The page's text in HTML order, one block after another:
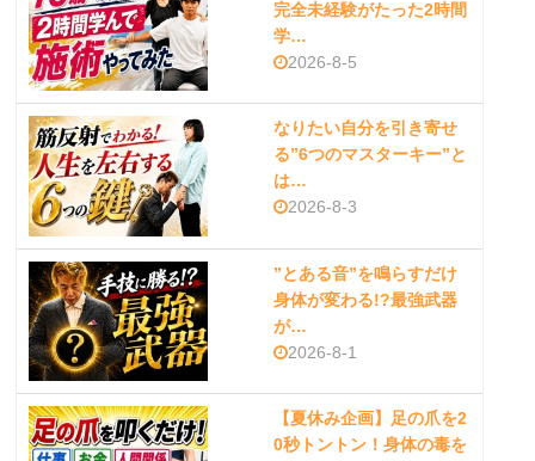
完全未経験がたった2時間
学…
2026-8-5
なりたい自分を引き寄せ
る”6つのマスターキー”と
は…
2026-8-3
”とある音”を鳴らすだけ
身体が変わる!?最強武器
が…
2026-8-1
【夏休み企画】足の爪を2
0秒トントン！身体の毒を